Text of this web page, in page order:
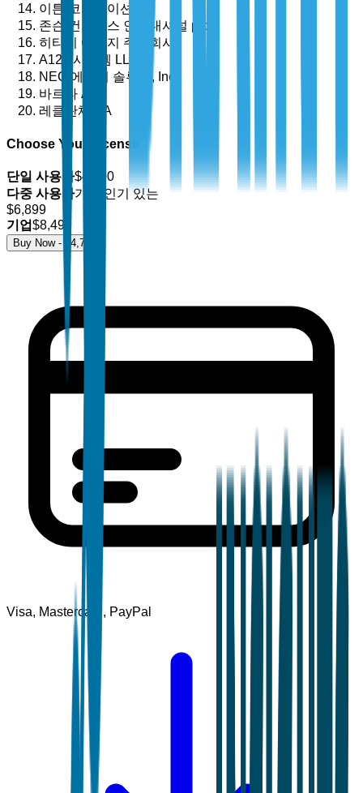
이튼 코퍼레이션
존슨 컨트롤스 인터내셔널 plc
히타치 에너지 주식회사
A123 시스템 LLC
NEC 에너지 솔루션, Inc.
바르타 AG
레클란체 SA
Choose Your License
단일 사용자$4,700
다중 사용자가장 인기 있는
$6,899
기업$8,499
Buy Now - $ 4,700
Visa, Mastercard, PayPal